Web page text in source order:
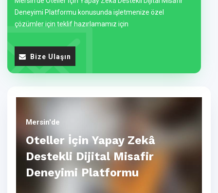
Deneyimi Platformu konusunda işletmenize özel
çözümler için teklif hazırlamamız için
Bize Ulaşın
Mersin'de
Oteller İçin Yapay Zekâ
Destekli Dijital Misafir
Deneyimi Platformu